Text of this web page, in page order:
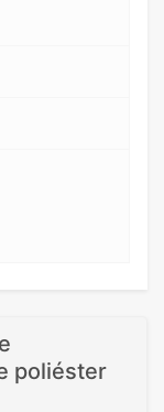
poliéster